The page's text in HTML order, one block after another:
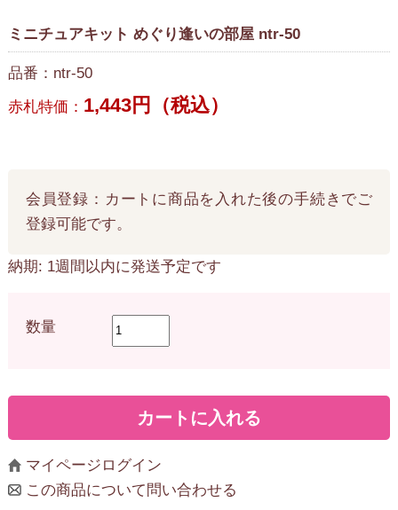
ミニチュアキット めぐり逢いの部屋 ntr-50
品番：ntr-50
赤札特価： 1,443円（税込）
会員登録：カートに商品を入れた後の手続きでご
登録可能です。
納期: 1週間以内に発送予定です
数量
マイページログイン
この商品について問い合わせる